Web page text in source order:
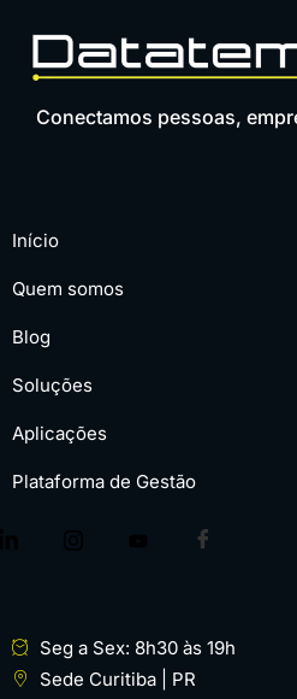
Conectamos pessoas,
Início
Quem somos
Blog
Soluções
Aplicações
Plataforma de Gestão
Seg a Sex: 8h30 às 19h
Sede Curitiba | PR